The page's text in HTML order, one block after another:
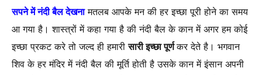
सपने में नंदी बैल देखनामतलब आपके मन की हर इच्छा पूरी होने का समय
आ गया है। शास्त्रों में कहा गया है की नंदी बैल के कान में अगर हम कोई
इच्छा प्रकट करे तो जल्द ही हमारीसारी इच्छा पूर्णकर देते है। भगवान
शिव के हर मंदिर में नंदी बैल की मूर्ति होती है उसके कान में इंसान अपनी